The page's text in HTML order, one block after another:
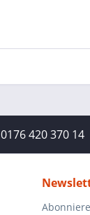
0176 420 370 14